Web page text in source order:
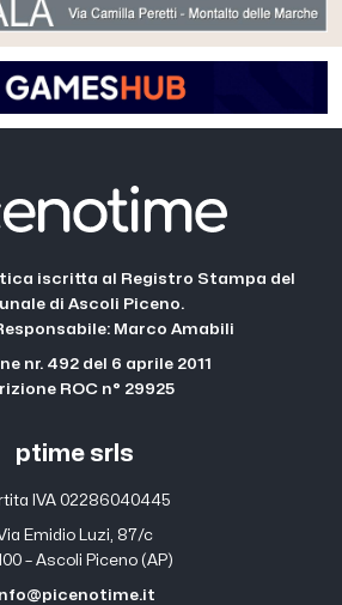
iscritta al Registro Stampa del
di Ascoli Piceno.
Marco Amabili
nr. 492 del 6 aprile 2011
ROC n° 29925
ptime srls
IVA 02286040445
Emidio Luzi, 87/c
– Ascoli Piceno (AP)